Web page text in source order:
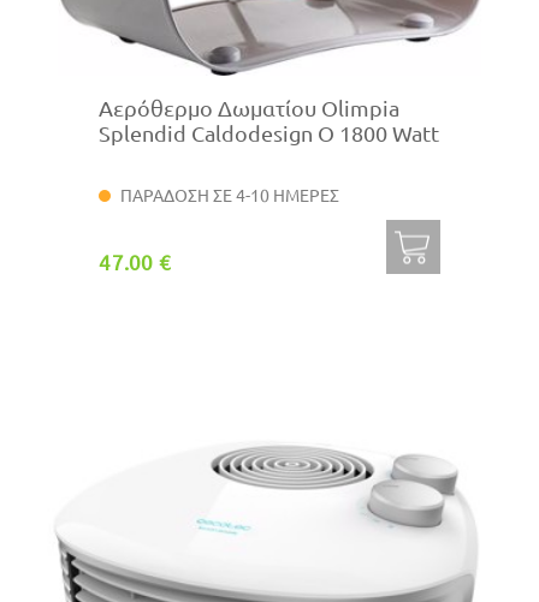
Αερόθερμο Δωματίου Olimpia
Splendid Caldodesign O 1800 Watt
ΠΑΡΑΔΟΣΗ ΣΕ 4-10 ΗΜΕΡΕΣ
47.00 €